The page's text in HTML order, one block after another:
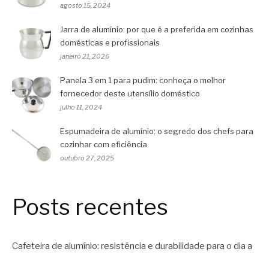
agosto 15, 2024
Jarra de alumínio: por que é a preferida em cozinhas
domésticas e profissionais
janeiro 21, 2026
Panela 3 em 1 para pudim: conheça o melhor
fornecedor deste utensílio doméstico
julho 11, 2024
Espumadeira de alumínio: o segredo dos chefs para
cozinhar com eficiência
outubro 27, 2025
Posts recentes
Cafeteira de alumínio: resistência e durabilidade para o dia a